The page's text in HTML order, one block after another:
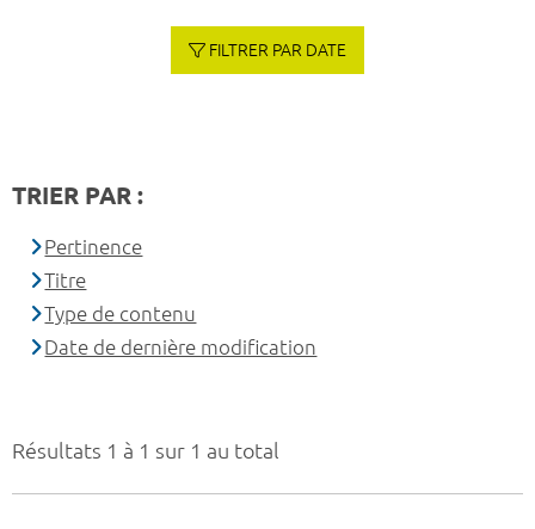
Résultats 1 à 1 sur 1 au total
FILTRER PAR DATE
TRIER PAR :
Pertinence
Titre
Type de contenu
Date de dernière modification